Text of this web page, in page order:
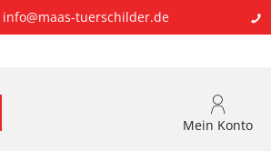
info@maas-tuerschilder.de
Mein Konto